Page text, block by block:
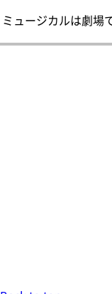
ミュージカルは劇場